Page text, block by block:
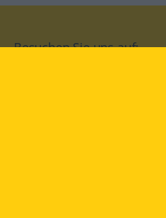
Besuchen Sie uns auf: